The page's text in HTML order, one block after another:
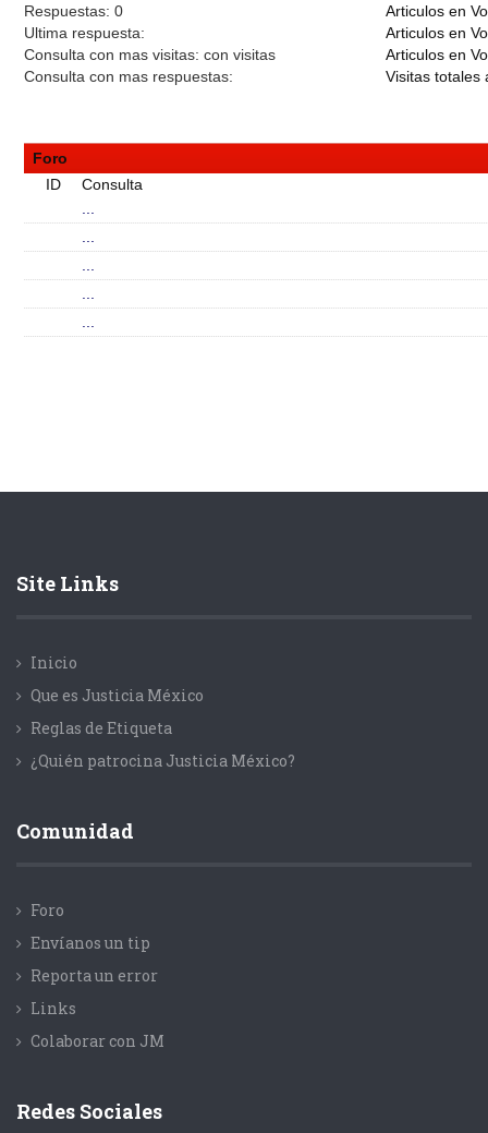
Respuestas: 0
Ultima respuesta:
Consulta con mas visitas: con visitas
Consulta con mas respuestas:
Articulos en
Articulos en
Articulos en
Visitas totales
Foro
ID
Consulta
Site Links
Inicio
Que es Justicia México
Reglas de Etiqueta
¿Quién patrocina Justicia México?
Comunidad
Foro
Envíanos un tip
Reporta un error
Links
Colaborar con JM
Redes Sociales